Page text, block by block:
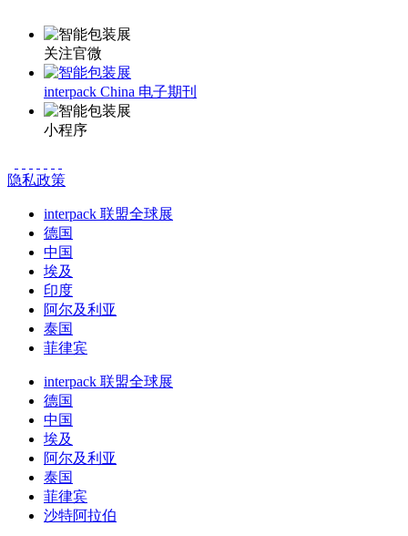
关注官微
interpack China 电子期刊
小程序
隐私政策
interpack 联盟全球展
德国
中国
埃及
印度
阿尔及利亚
泰国
菲律宾
interpack 联盟全球展
德国
中国
埃及
阿尔及利亚
泰国
菲律宾
沙特阿拉伯